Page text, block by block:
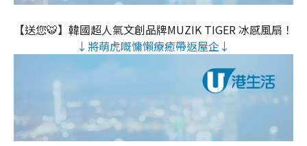
【送您🐯】韓國超人氣文創品牌MUZIK TIGER 冰感風扇！
↓將萌虎嘅慵懶療癒帶返屋企↓